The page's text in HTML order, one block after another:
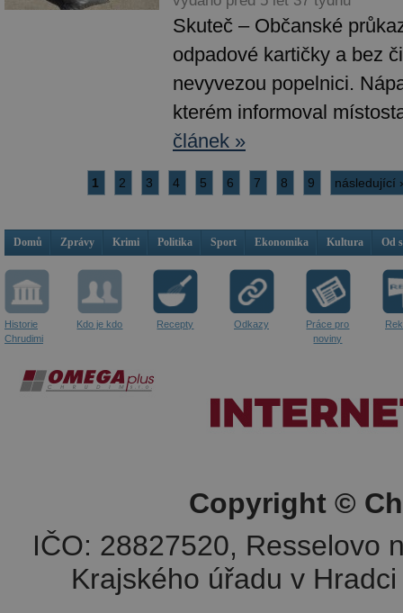
Skuteč – Občanské
odpadové kartičky a bez
nevyvezou popelnici.
kterém informoval
článek »
1 2 3 4 5 6 7 8 9 následující
Domů Zprávy Krimi Politika Sport Ekonomika Kultura Od
Historie
Chrudimi
Kdo je kdo Recepty Odkazy
Práce pro
noviny
Copyright ©
IČO: 28827520, Resselovo
Krajského úřadu v